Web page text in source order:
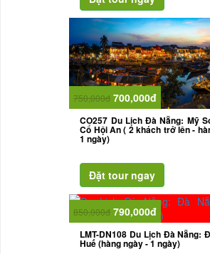
750,000đ 700,000đ
CO257 Du Lịch Đà Nẵng: Mỹ
Cổ Hội An ( 2 khách trở lên -
1 ngày)
850,000đ 790,000đ
LMT-DN108 Du Lịch Đà Nẵng:
Huế (hàng ngày - 1 ngày)